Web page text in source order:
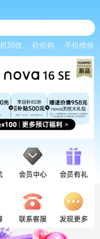
回收 砍价购 手机维修